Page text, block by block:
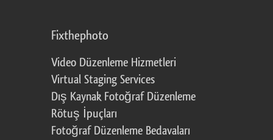
Fixthephoto
Video Düzenleme Hizmetleri
Virtual Staging Services
Dış Kaynak Fotoğraf Düzenleme
Rötuş İpuçları
Fotoğraf Düzenleme Bedavaları